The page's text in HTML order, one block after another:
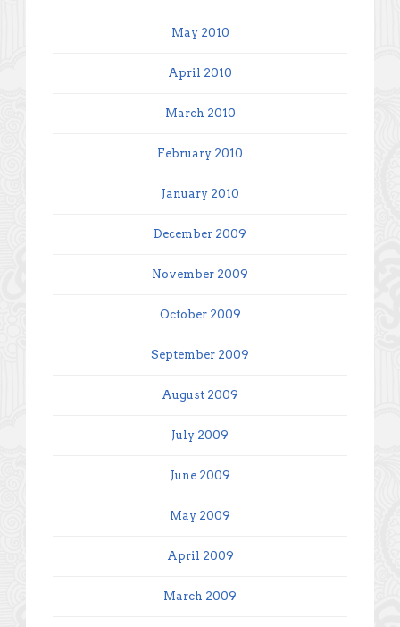
May 2010
April 2010
March 2010
February 2010
January 2010
December 2009
November 2009
October 2009
September 2009
August 2009
July 2009
June 2009
May 2009
April 2009
March 2009